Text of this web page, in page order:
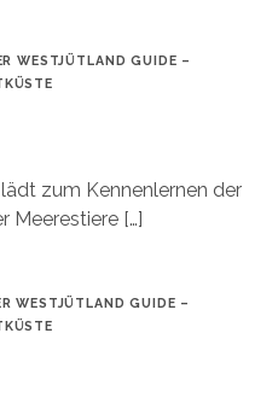
WESTJÜTLAND GUIDE –
zum Kennenlernen der
Meerestiere […]
WESTJÜTLAND GUIDE –